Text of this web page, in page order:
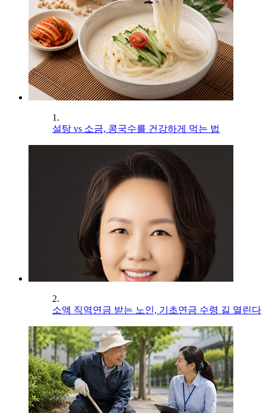
1.
설탕 vs 소금, 콩국수를 건강하게 먹는 법
2.
소액 직역연금 받는 노인, 기초연금 수령 길 열린다